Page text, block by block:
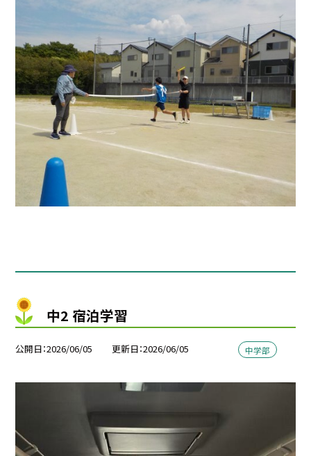
中2 宿泊学習
公開日 2026/06/05 更新日 2026/06/05 中学部